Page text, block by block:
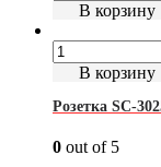
В корзину
В корзину
Розетка SC-
0 out of 5